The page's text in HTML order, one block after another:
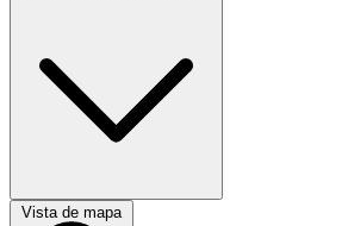
Vista de mapa